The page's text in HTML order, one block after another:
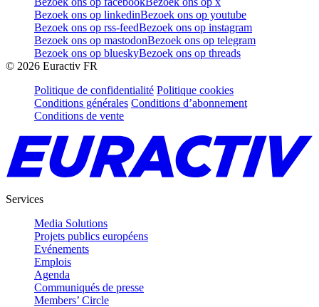
Bezoek ons op linkedinBezoek ons op youtube
Bezoek ons op rss-feedBezoek ons op instagram
Bezoek ons op mastodonBezoek ons op telegram
Bezoek ons op blueskyBezoek ons op threads
© 2026 Euractiv FR
Politique de confidentialité Politique cookies
Conditions générales Conditions d’abonnement
Conditions de vente
Services
Media Solutions
Projets publics européens
Evénements
Emplois
Agenda
Communiqués de presse
Members’ Circle